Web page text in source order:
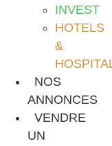
INVEST
HOTELS
&
NOS
ANNONCES
VENDRE
UN